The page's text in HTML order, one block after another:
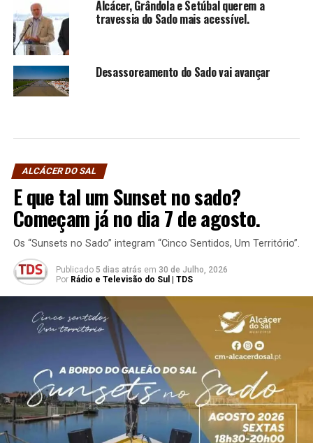
Alcácer, Grândola e Setúbal querem a
travessia do Sado mais acessível.
Desassoreamento do Sado vai avançar
ALCÁCER DO SAL
E que tal um Sunset no sado?
Começam já no dia 7 de agosto.
Os “Sunsets no Sado” integram “Cinco Sentidos, Um Território”.
Publicado 5 dias atrás em 30 de Julho, 2026
Por Rádio e Televisão do Sul | TDS